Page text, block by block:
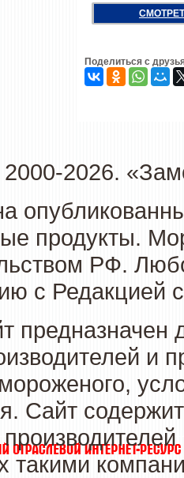
Поделиться с
2026.
продукты.
РФ.
с Редакцией
предназначен
и
Сайт
такими